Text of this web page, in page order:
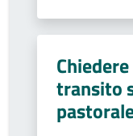
transito